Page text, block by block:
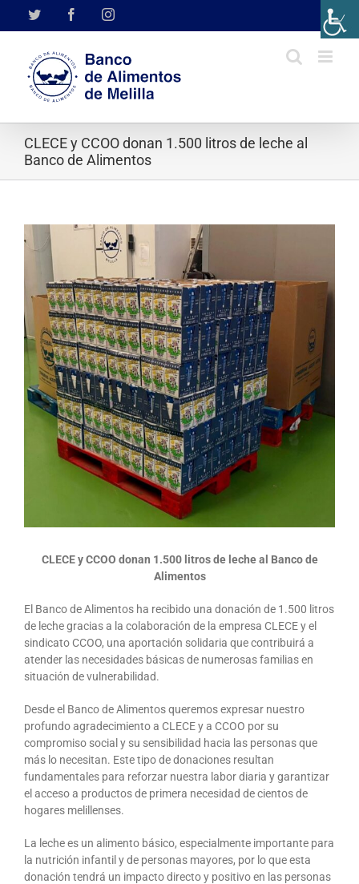
Twitter FacebookInstagram
CLECE y CCOO donan 1.500 litros de leche al
Banco de Alimentos
imagen
grande
CLECE y CCOO donan 1.500 litros de leche al Banco de
Alimentos
El Banco de Alimentos ha recibido una donación de 1.500 litros
de leche gracias a la colaboración de la empresa CLECE y el
sindicato CCOO, una aportación solidaria que contribuirá a
atender las necesidades básicas de numerosas familias en
situación de vulnerabilidad.
Desde el Banco de Alimentos queremos expresar nuestro
profundo agradecimiento a CLECE y a CCOO por su
compromiso social y su sensibilidad hacia las personas que
más lo necesitan. Este tipo de donaciones resultan
fundamentales para reforzar nuestra labor diaria y garantizar
el acceso a productos de primera necesidad de cientos de
hogares melillenses.
La leche es un alimento básico, especialmente importante para
la nutrición infantil y de personas mayores, por lo que esta
donación tendrá un impacto directo y positivo en las personas